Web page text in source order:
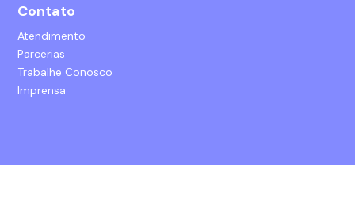
Contato
Atendimento
Parcerias
Trabalhe Conosco
Imprensa